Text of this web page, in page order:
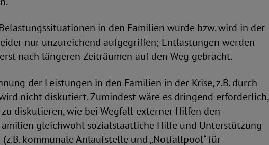
in den Familien wurde bzw. wird in der
nur unzureichend aufgegriffen; Entlastungen werden
nach längeren Zeiträumen auf den Weg gebracht.
der Leistungen in den Familien in der Krise, z.B. durch
nicht diskutiert. Zumindest wäre es dringend erforderlich,
diskutieren, wie bei Wegfall externer Hilfen den
gleichwohl sozialstaatliche Hilfe und Unterstützung
kommunale Anlaufstelle und „Notfallpool“ für